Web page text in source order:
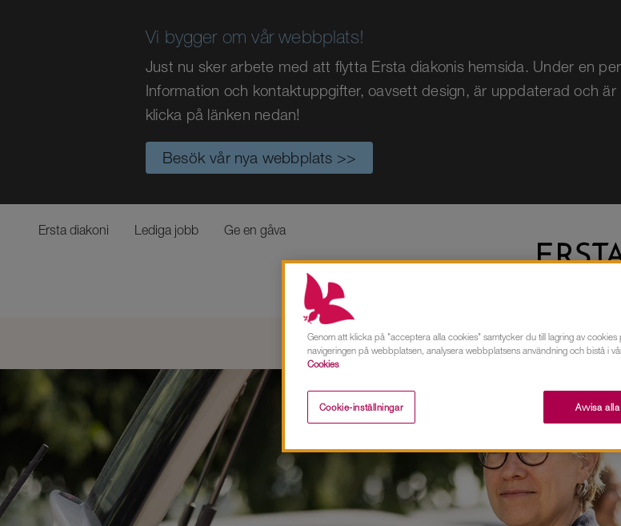
Vi bygger om vår webbplats!
Just nu sker arbete med att flytta Ersta diakonis hemsida. Under en
Information och kontaktuppgifter, oavsett design, är uppdaterad och
klicka på länken nedan!
Besök vår nya webbplats >>
Ersta diakoni Lediga jobb Ge en gåva
Om Ersta Verksamheter Stöd oss
Genom att klicka på "acceptera alla cookies" samtycker du till lagring av
navigeringen på webbplatsen, analysera webbplatsens användning och bistå i
Cookies
Cookie-inställningar Avvisa alla